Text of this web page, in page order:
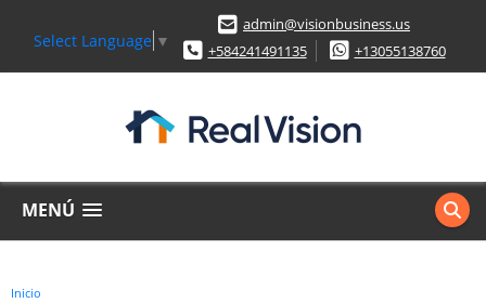
Select Language ▼
admin@visionbusiness.us
+584241491135
+13055138760
MENÚ
Inicio